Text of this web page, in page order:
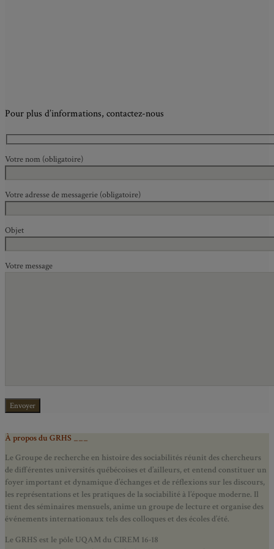
Pour plus d’informations, contactez-nous
Votre nom (obligatoire)
Votre adresse de messagerie (obligatoire)
Objet
Votre message
À propos du GRHS ___
Le Groupe de recherche en histoire des sociabilités réunit des chercheurs
de différentes universités québécoises et d’ailleurs, et entend constituer un
foyer important et dynamique d’échanges et de réflexions sur les discours,
les représentations et les pratiques de la sociabilité à l’époque moderne. Il
tient des séminaires mensuels, anime un groupe de lecture et organise des
événements internationaux tels des colloques et des écoles d’été.
Le GRHS est le pôle UQAM du CIREM 16-18